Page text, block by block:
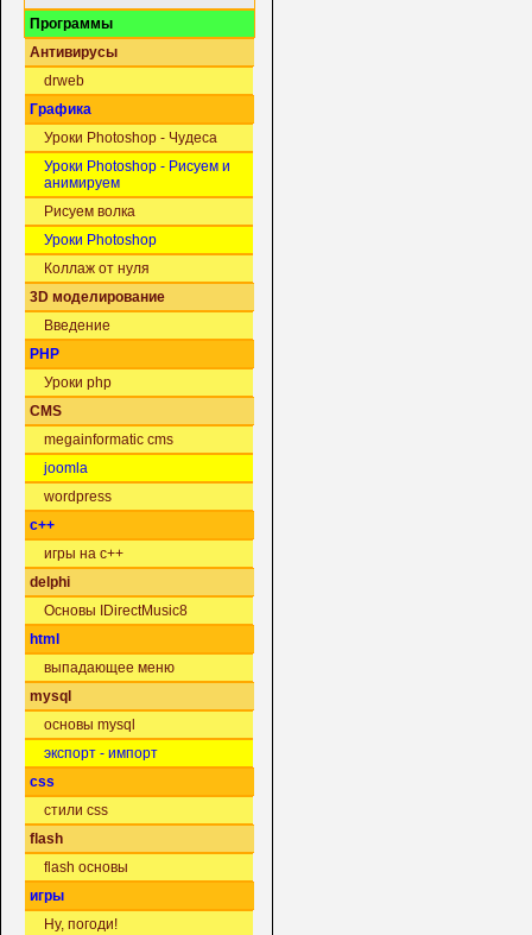
Программы
Антивирусы
drweb
Графика
Уроки Photoshop - Чудеса
Уроки Photoshop - Рисуем и
анимируем
Рисуем волка
Уроки Photoshop
Коллаж от нуля
3D моделирование
Введение
PHP
Уроки php
CMS
megainformatic cms
joomla
wordpress
c++
игры на c++
delphi
Основы IDirectMusic8
html
выпадающее меню
mysql
основы mysql
экспорт - импорт
css
стили css
flash
flash основы
игры
Ну, погоди!